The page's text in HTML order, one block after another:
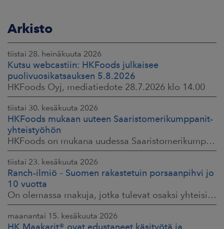
Arkisto
tiistai 28. heinäkuuta 2026
Kutsu webcastiin: HKFoods julkaisee
puolivuosikatsauksen 5.8.2026
HKFoods Oyj, mediatiedote 28.7.2026 klo 14.00
tiistai 30. kesäkuuta 2026
HKFoods mukaan uuteen Saaristomerikumppanit-
yhteistyöhön
HKFoods on mukana uudessa Saaristomerikumppanit-hankkeessa, joka kokoaa yhteen elintarviketeollisuuden, kaupan, maataloustuottajat ja asiantuntijat. Tavoitteena
tiistai 23. kesäkuuta 2026
Ranch-ilmiö – Suomen rakastetuin porsaanpihvi jo
10 vuotta
On olemassa makuja, jotka tulevat osaksi yhteisiä ruokahetkiä ja -muistoja. HK® Viljaporsaan fileepihvi Ranch on juuri sellainen. Klassikko, joka on hallinnut
maanantai 15. kesäkuuta 2026
HK Maakarit® ovat edustaneet käsityötä ja